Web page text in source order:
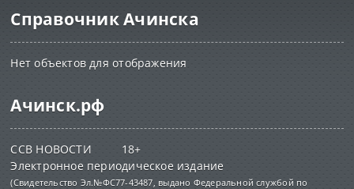
Справочник Ачинска
Нет объектов для отображения
Ачинск.рф
ССВ НОВОСТИ 18+
Электронное периодическое издание
(Свидетельство Эл.№ФС77-43487, выдано Федеральной службой по